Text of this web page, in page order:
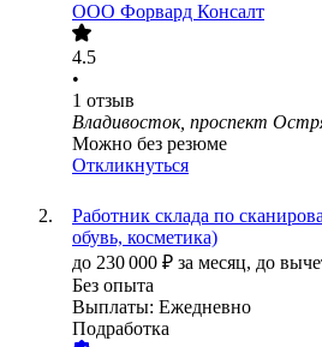
ООО Форвард Консалт
4.5
•
1 отзыв
Владивосток, проспект
Можно без резюме
Откликнуться
Работник склада по
обувь, косметика)
до 230 000 ₽ за месяц, до
Без опыта
Выплаты: Ежедневно
Подработка